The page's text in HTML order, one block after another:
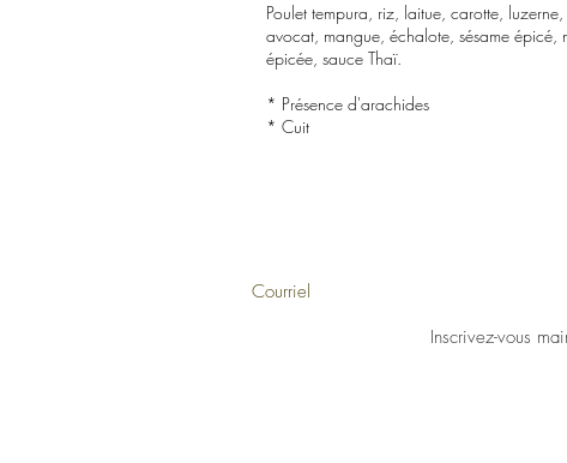
Poulet tempura, riz, laitue, carotte,
avocat, mangue, échalote, sésame
épicée, sauce Thaï.
* Présence d'arachides
* Cuit
Inscrivez-vous